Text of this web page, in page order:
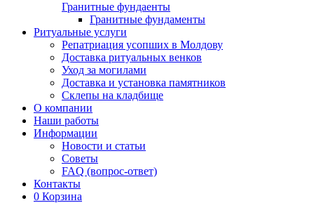
Гранитные фундаенты
Гранитные фундаменты
Ритуальные услуги
Репатриация усопших в Молдову
Доставка ритуальных венков
Уход за могилами
Доставка и установка памятников
Склепы на кладбище
О компании
Наши работы
Информации
Новости и статьи
Советы
FAQ (вопрос-ответ)
Контакты
0 Корзина